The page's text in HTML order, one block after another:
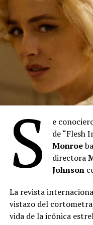
Comparte esto:
“Toy Story 5”:
mes con
película de
entradas desde
va del año.
hasta el estreno
la película más
S
e
de “Flesh
Monroe
directora
Johnson
La revista
vistazo del
vida de la icónica